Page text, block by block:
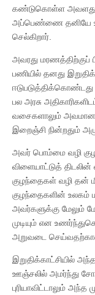
கண்டுகொள்ள அவளது
அப்பெண்ணை தனியே
செல்கிறார்.
அவரது மரணத்திற்குப்
பணியில் தனது
பல அரசு
வசைகளாலும்
இறைஞ்சி நின்றதும்
அவர் பொம்மை வழி
விளையாட்டுத்
குழந்தைகள் வழி தன்
குழந்தைகளின் உலகம்
அவர்களுக்கு மேலும்
முடியும் என
அறுவடை
இறுதிக்காட்சியில்
ஊஞ்சலில் அமர்ந்து
புரியாவிட்டாலும்